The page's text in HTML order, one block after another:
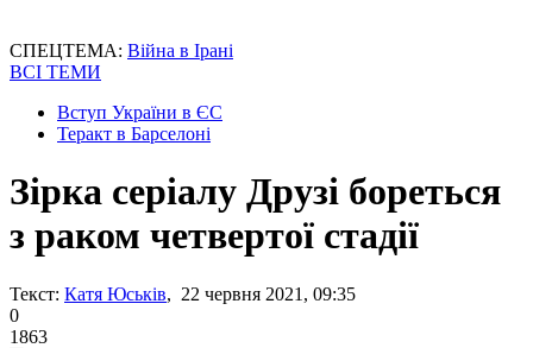
СПЕЦТЕМА: Війна в Ірані
ВСІ ТЕМИ
Вступ України в ЄС
Теракт в Барселоні
Зірка серіалу Друзі бореться
з раком четвертої стадії
Текст: Катя Юськів, 22 червня 2021, 09:35
0
1863